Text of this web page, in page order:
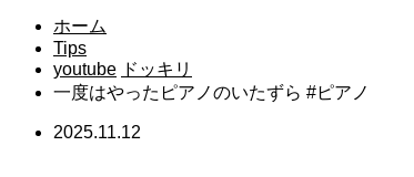
ホーム
Tips
youtube ドッキリ
一度はやったピアノのいたずら #ピアノ
2025.11.12